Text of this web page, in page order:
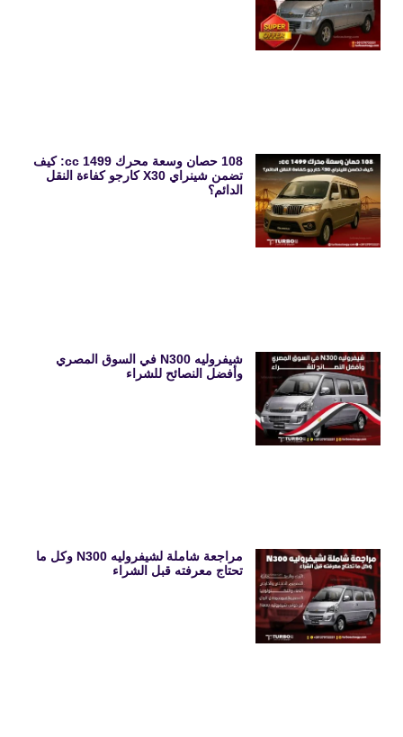
108 حصان وسعة محرك 1499 cc: كيف
تضمن شينراي X30 كارجو كفاءة النقل
الدائم؟
شيفروليه N300 في السوق المصري
وأفضل النصائح للشراء
مراجعة شاملة لشيفروليه N300 وكل ما
تحتاج معرفته قبل الشراء